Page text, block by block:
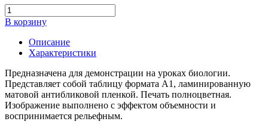
В корзину
Описание
Характеристики
Предназначена для демонстрации на уроках биологии.
Представляет собой таблицу формата А1, ламинированную
матовой антибликовой пленкой. Печать полноцветная.
Изображение выполнено с эффектом объемности и
воспринимается рельефным.